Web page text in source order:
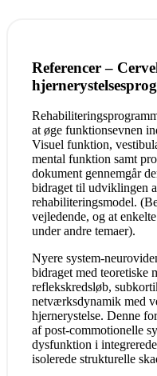
Referencer –
at øge funktionsevnen
Visuel funktion,
mental funktion samt
dokument gennemgår
bidraget til udviklingen
rehabiliteringsmodel.
vejledende, og at
under andre temaer).
Nyere system-
bidraget med teoretiske
reflekskredsløb,
netværksdynamik med
hjernerystelse. Denne
af post-commotionelle
dysfunktion i
isolerede strukturelle